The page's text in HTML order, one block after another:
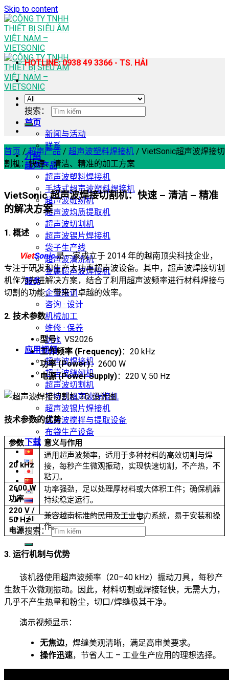
Skip to content
首页
新闻与活动
联系
介绍
超声产品
超声波塑料焊接机
手持式超声波塑料焊接机
超声波缝纫机
超声波均质提取机
超声波切割机
超声波锡片焊接机
袋子生产线
超声波清洗机
金属超声波焊接机
服务
企业培训
咨询 · 设计
机械加工
维修 · 保养
防水
应用视频
超声波焊接机
超声波缝纫机
超声波切割机
手持式超声波焊接机
超声波锡片焊接机
超声波搅拌与提取设备
布袋生产设备
下载
搜索：
HOTLINE: 0938 49 3366 - TS. HẢI
搜索：
首页 / 超声产品 / 超声波塑料焊接机 / VietSonic超声波焊接切
割机：快速、清洁、精准的加工方案
VietSonic 超声波焊接切割机：快速 – 清洁 – 精准
的解决方案
1. 概述
VietSonic是一家成立于 2014 年的越南顶尖科技企业，
专注于研发和生产大功率超声波设备。其中，超声波焊接切割
机作为先进解决方案，结合了利用超声波频率进行材料焊接与
切割的功能，带来了卓越的效率。
2. 技术参数
型号：VS2026
工作频率 (Frequency)：20 kHz
功率 (Power)：2600 W
电源 (Power Supply)：220 V, 50 Hz
技术参数的优势
参数 意义与作用
20 kHz
通用超声波频率，适用于多种材料的高效切割与焊
接，每秒产生微观振动，实现快速切割，不产热，不
粘刀。
2600 W
功率
功率强劲，足以处理厚材料或大体积工件；确保机器
持续稳定运行。
220 V /
50 Hz
电源
兼容越南标准的民用及工业电力系统，易于安装和操
作。
3. 运行机制与优势
该机器使用超声波频率（20–40 kHz）振动刀具，每秒产
生数千次微观振动。因此，材料切割或焊接轻快，无需大力，
几乎不产生热量和粉尘，切口/焊缝极其干净。
演示视频显示：
无焦边，焊缝美观清晰，满足高审美要求。
操作迅速，节省人工 – 工业生产应用的理想选择。